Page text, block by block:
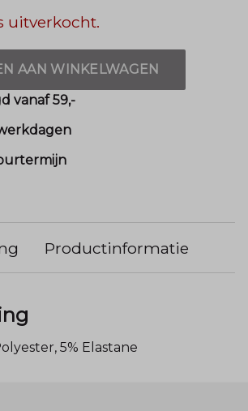
uitverkocht.
AAN WINKELWAGEN
vanaf 59,-
Productinformatie
5% Elastane